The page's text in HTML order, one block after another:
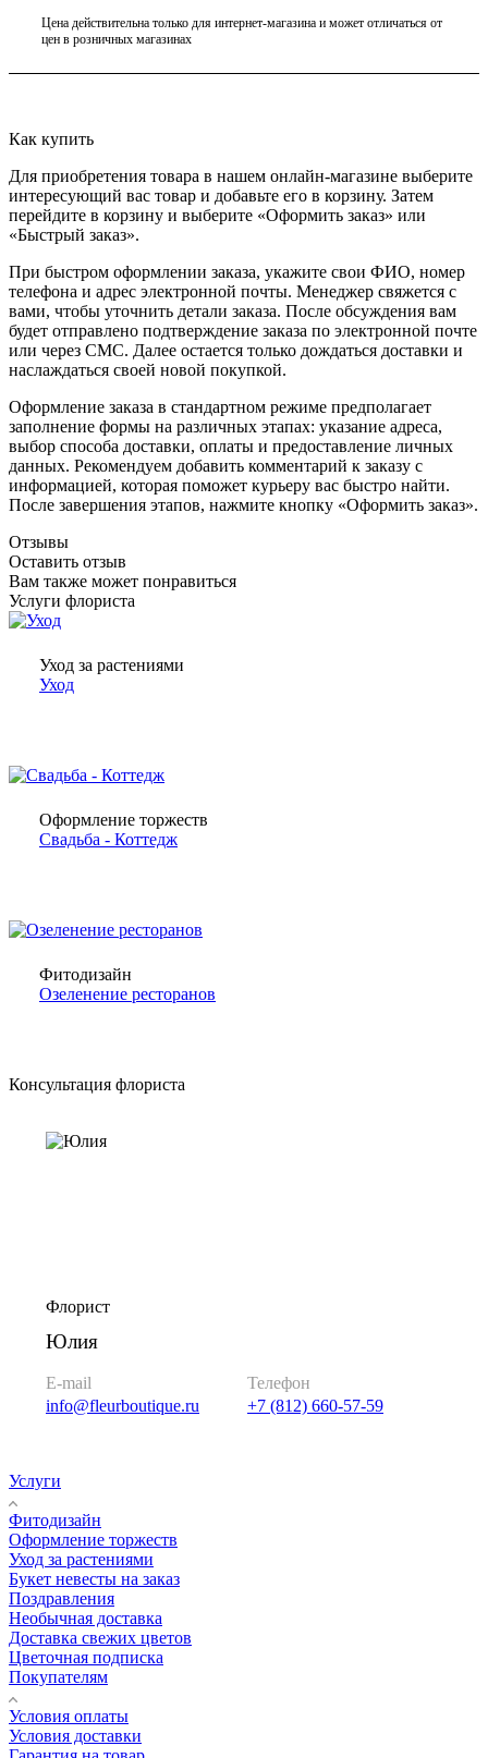
Цена действительна только для интернет-магазина и может отличаться от
цен в розничных магазинах
Как купить
Для приобретения товара в нашем онлайн-магазине выберите
интересующий вас товар и добавьте его в корзину. Затем
перейдите в корзину и выберите «Оформить заказ» или
«Быстрый заказ».
При быстром оформлении заказа, укажите свои ФИО, номер
телефона и адрес электронной почты. Менеджер свяжется с
вами, чтобы уточнить детали заказа. После обсуждения вам
будет отправлено подтверждение заказа по электронной почте
или через СМС. Далее остается только дождаться доставки и
наслаждаться своей новой покупкой.
Оформление заказа в стандартном режиме предполагает
заполнение формы на различных этапах: указание адреса,
выбор способа доставки, оплаты и предоставление личных
данных. Рекомендуем добавить комментарий к заказу с
информацией, которая поможет курьеру вас быстро найти.
После завершения этапов, нажмите кнопку «Оформить заказ».
Отзывы
Оставить отзыв
Вам также может понравиться
Услуги флориста
Уход за растениями
Уход
Оформление торжеств
Свадьба - Коттедж
Фитодизайн
Озеленение ресторанов
Консультация флориста
Флорист
Юлия
E-mail
info@fleurboutique.ru
Телефон
+7 (812) 660-57-59
Услуги
Фитодизайн
Оформление торжеств
Уход за растениями
Букет невесты на заказ
Поздравления
Необычная доставка
Доставка свежих цветов
Цветочная подписка
Покупателям
Условия оплаты
Условия доставки